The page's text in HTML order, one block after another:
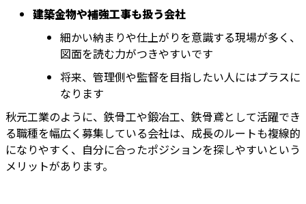
建築金物や補強工事も扱う会社
細かい納まりや仕上がりを意識する現場が多く、
図面を読む力がつきやすいです
将来、管理側や監督を目指したい人にはプラスに
なります
秋元工業のように、鉄骨工や鍛冶工、鉄骨鳶として活躍でき
る職種を幅広く募集している会社は、成長のルートも複線的
になりやすく、自分に合ったポジションを探しやすいという
メリットがあります。